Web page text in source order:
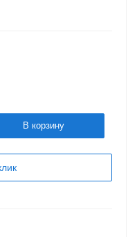
В корзину